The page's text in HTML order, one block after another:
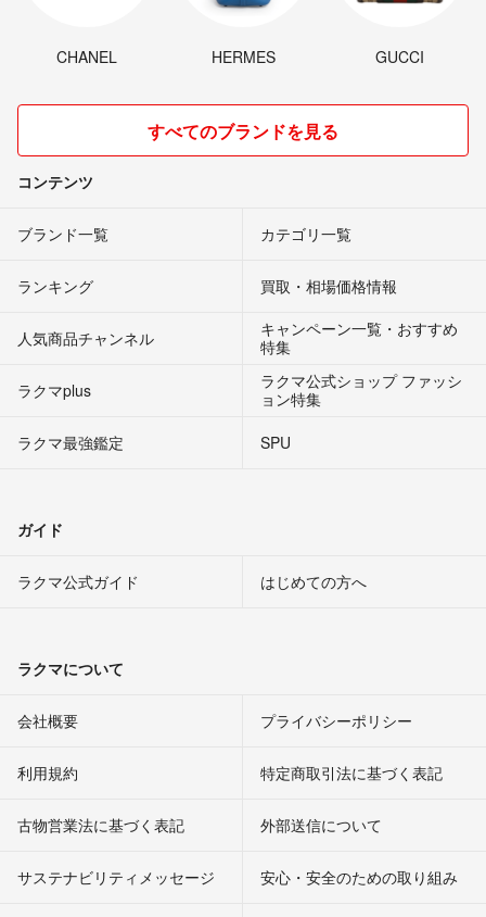
CHANEL HERMES GUCCI
すべてのブランドを見る
コンテンツ
ブランド一覧 カテゴリ一覧
ランキング 買取・相場価格情報
人気商品チャンネル
キャンペーン一覧・おすすめ
特集
ラクマplus
ラクマ公式ショップ ファッシ
ョン特集
ラクマ最強鑑定
SPU
ガイド
ラクマ公式ガイド はじめての方へ
ラクマについて
会社概要 プライバシーポリシー
利用規約 特定商取引法に基づく表記
古物営業法に基づく表記 外部送信について
サステナビリティメッセージ 安心・安全のための取り組み